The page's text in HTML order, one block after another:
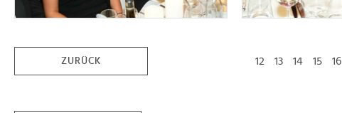
ZURÜCK 12 13 14 15 16